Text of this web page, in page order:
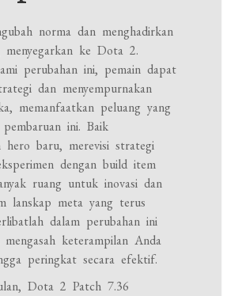
norma dan menghadirkan
menyegarkan ke Dota 2.
perubahan ini, pemain dapat
dan menyempurnakan
memanfaatkan peluang yang
ini. Baik
hero baru, merevisi strategi
dengan build item
ruang untuk inovasi dan
lanskap meta yang terus
dalam perubahan ini
keterampilan Anda
peringkat secara efektif.
Dota 2 Patch 7.36